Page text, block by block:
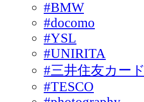
#BMW
#docomo
#YSL
#UNIRITA
#三井住友カード
#TESCO